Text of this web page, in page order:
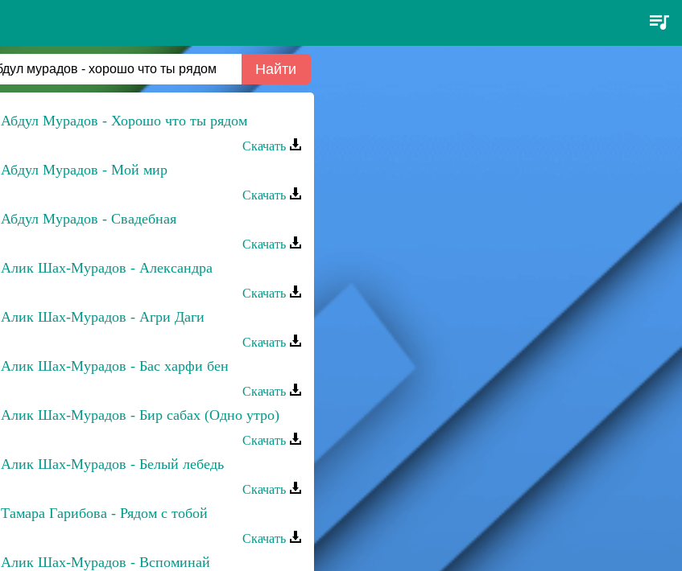
Абдул Мурадов - Хорошо что ты рядом
Скачать
Абдул Мурадов - Мой мир
Скачать
Абдул Мурадов - Свадебная
Скачать
Алик Шах-Мурадов - Александра
Скачать
Алик Шах-Мурадов - Агри Даги
Скачать
Алик Шах-Мурадов - Бас харфи бен
Скачать
Алик Шах-Мурадов - Бир сабах (Одно утро)
Скачать
Алик Шах-Мурадов - Белый лебедь
Скачать
Тамара Гарибова - Рядом с тобой
Скачать
Алик Шах-Мурадов - Вспоминай